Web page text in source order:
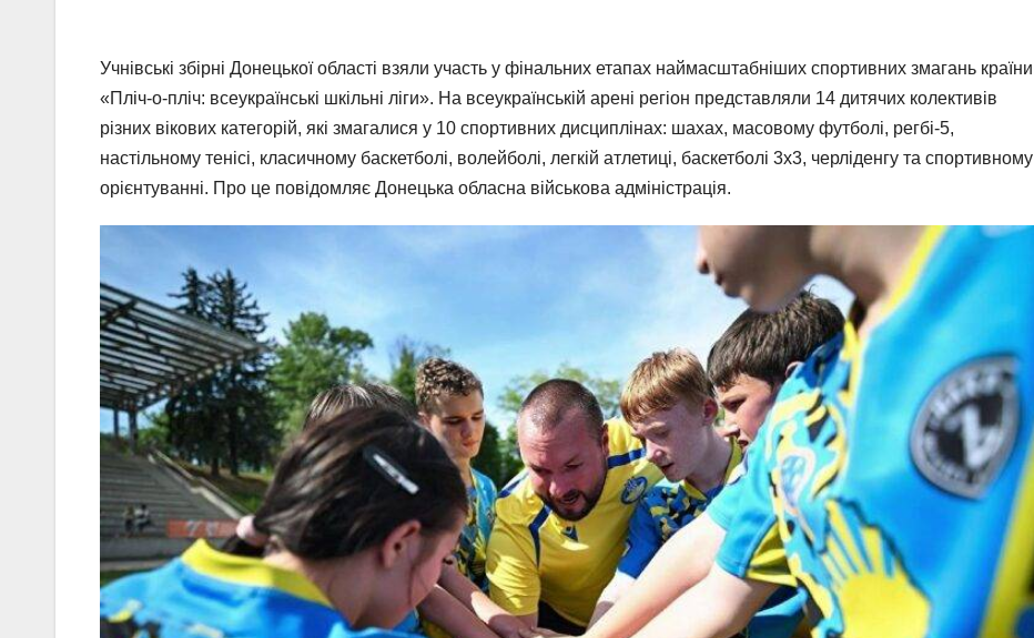
Учнівські збірні Донецької області взяли участь у фінальних етапах наймасштабніших спортивних змагань країни
«Пліч-о-пліч: всеукраїнські шкільні ліги». На всеукраїнській арені регіон представляли 14 дитячих колективів
різних вікових категорій, які змагалися у 10 спортивних дисциплінах: шахах, масовому футболі, регбі-5,
настільному тенісі, класичному баскетболі, волейболі, легкій атлетиці, баскетболі 3х3, черліденгу та спортивному
орієнтуванні. Про це повідомляє Донецька обласна військова адміністрація.